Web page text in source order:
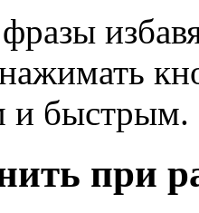
и быстрым.
при